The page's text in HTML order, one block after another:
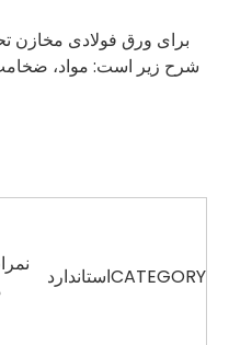
برای ورق فولادی مخازن
شرح زیر است: مواد،
CATEGORYاستاندارد